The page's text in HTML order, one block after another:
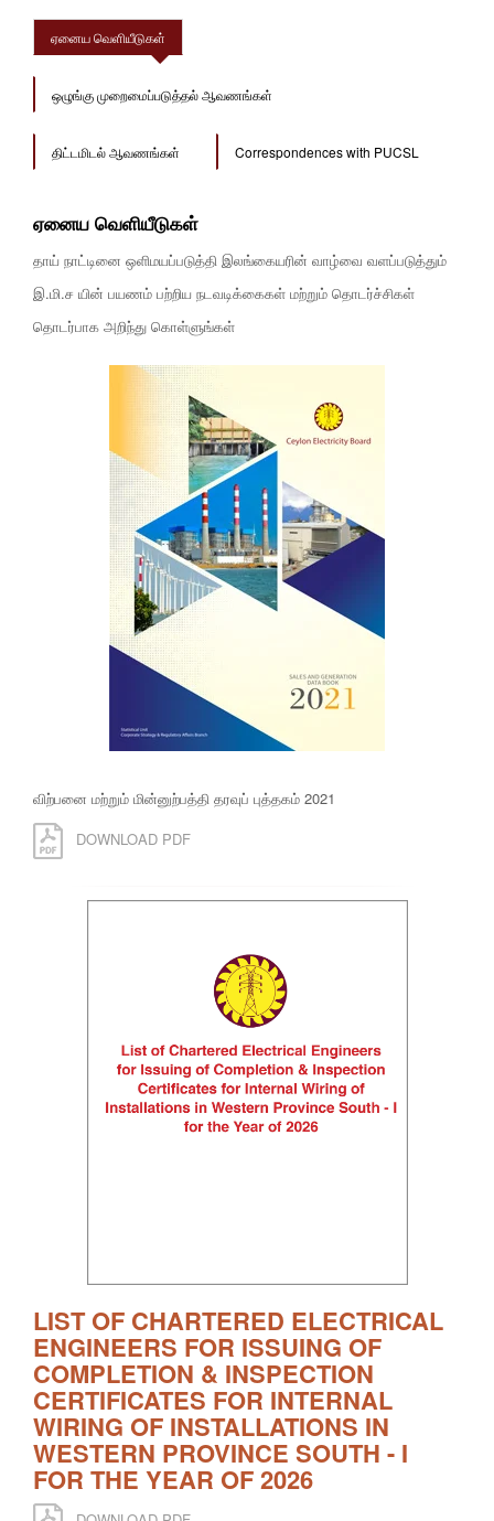
ஏனைய வெளியீடுகள்
ஒழுங்கு முறைமைப்படுத்தல் ஆவணங்கள்
திட்டமிடல் ஆவணங்கள் Correspondences with PUCSL
ஏனைய வெளியீடுகள்
தாய் நாட்டினை ஒளிமயப்படுத்தி இலங்கையரின் வாழ்வை வளப்படுத்தும்
இ.மி.ச யின் பயணம் பற்றிய நடவடிக்கைகள் மற்றும் தொடர்ச்சிகள்
தொடர்பாக அறிந்து கொள்ளுங்கள்
விற்பனை மற்றும் மின்னுற்பத்தி தரவுப் புத்தகம் 2021
DOWNLOAD PDF
LIST OF CHARTERED ELECTRICAL
ENGINEERS FOR ISSUING OF
COMPLETION & INSPECTION
CERTIFICATES FOR INTERNAL
WIRING OF INSTALLATIONS IN
WESTERN PROVINCE SOUTH - I
FOR THE YEAR OF 2026